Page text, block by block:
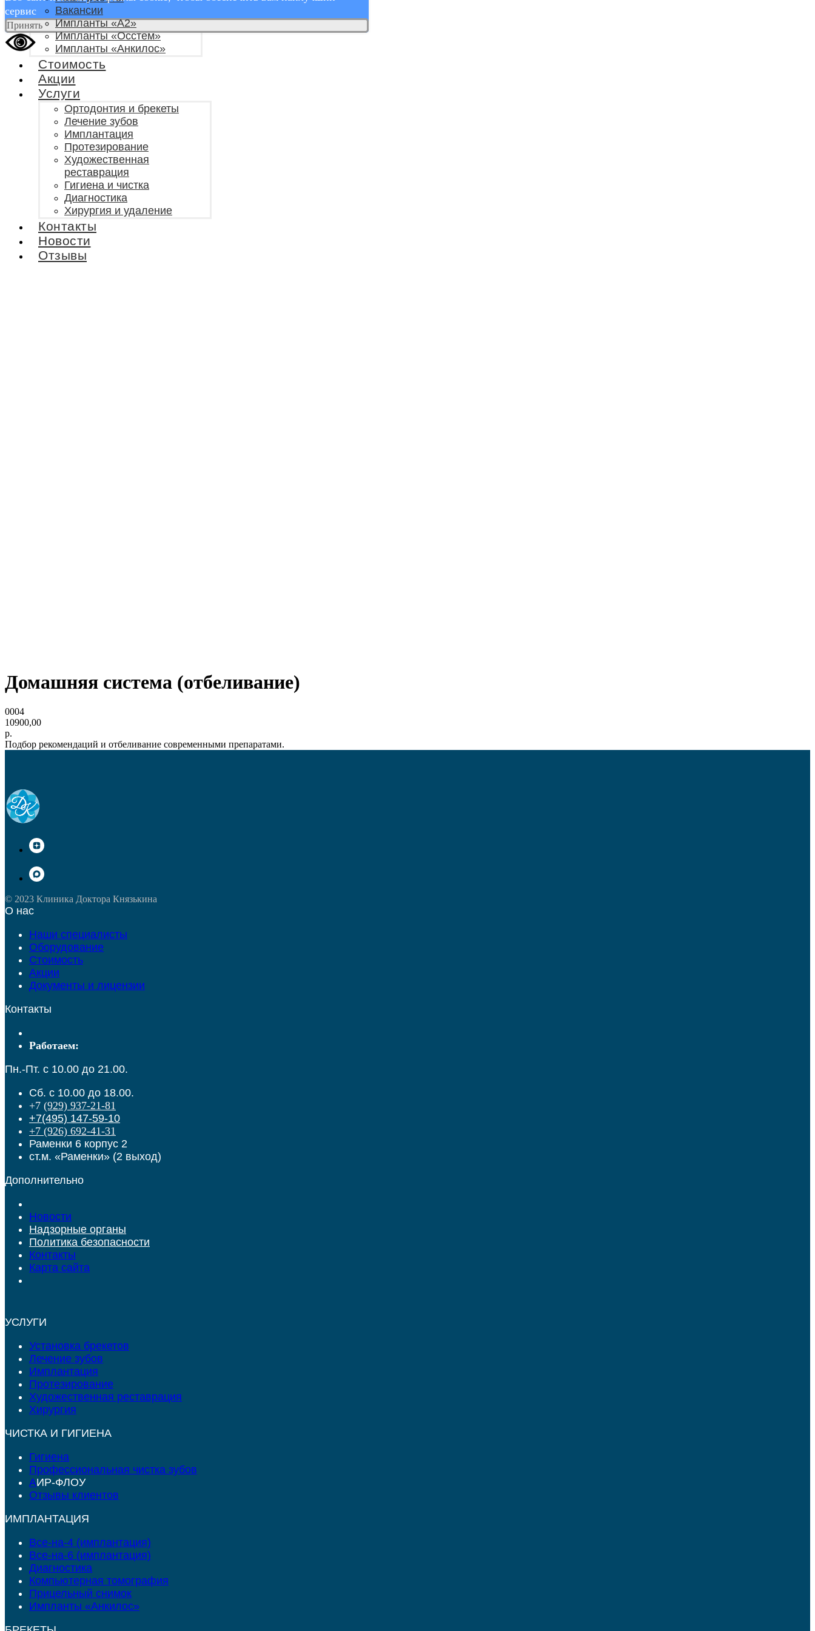
Вакансии
Импланты «А2»
Импланты «Осстем»
Импланты «Анкилос»
Стоимость
Акции
Услуги
Ортодонтия и брекеты
Лечение зубов
Имплантация
Протезирование
Художественная
реставрация
Гигиена и чистка
Диагностика
Хирургия и удаление
Контакты
Новости
Отзывы
сервис
Принять
Домашняя система (отбеливание)
0004
10900,00
р.
Подбор рекомендаций и отбеливание современными препаратами.
© 2023 Клиника Доктора Князькина
О нас
Наши специалисты
Оборудование
Стоимость
Акции
Документы и лицензии
Контакты
Работаем:
Пн.-Пт. с 10.00 до 21.00.
Сб. с 10.00 до 18.00.
+7 (929) 937-21-81
+7(495) 147-59-10
+7 (926) 692-41-31
Раменки 6 корпус 2
ст.м. «Раменки» (2 выход)
Дополнительно
Новости
Надзорные органы
Политика безопасности
Контакты
Карта сайта
УСЛУГИ
Установка брекетов
Лечение зубов
Имплантация
Протезирование
Художественная реставрация
Хирургия
ЧИСТКА И ГИГИЕНА
Гигиена
Профессиональная чистка зубов
АИР-ФЛОУ
Отзывы клиентов
ИМПЛАНТАЦИЯ
Все-на-4 (имплантация)
Все-на-6 (имплантация)
Диагностика
Компьютерная томография
Прицельный снимок
Импланты «Анкилос»